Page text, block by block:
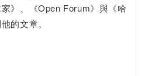
》、《Open Forum》與《哈
的文章。